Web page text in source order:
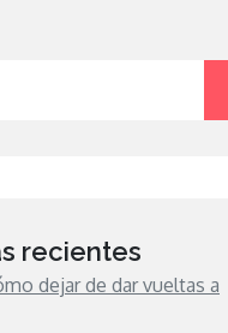
recientes
dejar de dar vueltas a